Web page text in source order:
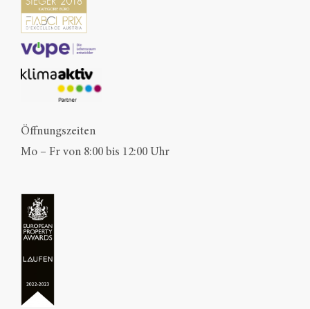
Öffnungszeiten
Mo – Fr von 8:00 bis 12:00 Uhr